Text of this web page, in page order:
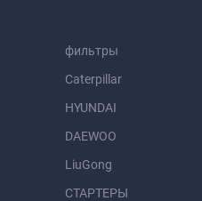
фильтры
Caterpillar
HYUNDAI
DAEWOO
LiuGong
СТАРТЕРЫ